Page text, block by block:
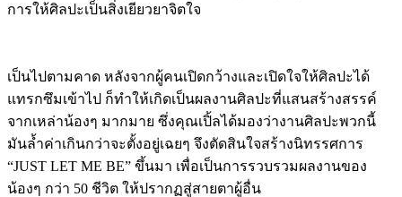
การให้ศิลปะเป็นสิ่งเยียวยาจิตใจ
เป็นไปตามคาด หลังจากผู้คนเปิดกว้างและเปิดใจให้ศิลปะได้
แทรกซึมเข้าไป ก็ทำให้เกิดเป็นผลงานศิลปะที่แสนสร้างสรรค์
จากเหล่าน้องๆ มากมาย ซึ่งคุณเปิ้ลได้มองว่างานศิลปะพวกนี้
มันล้ำค่าเกินกว่าจะตั้งอยู่เฉยๆ จึงตัดสินใจสร้างนิทรรศการ
“JUST LET ME BE” ขึ้นมา เพื่อเป็นการรวบรวมผลงานของ
น้องๆ กว่า 50 ชีวิต ให้ปรากฏสู่สายตาผู้อื่น